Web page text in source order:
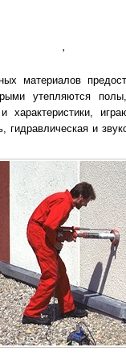
'
материалов
утепляются
характеристики,
гидравлическая и